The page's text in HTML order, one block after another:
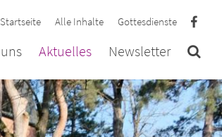
Startseite Alle Inhalte Gottesdienste
Aktuelles Newsletter